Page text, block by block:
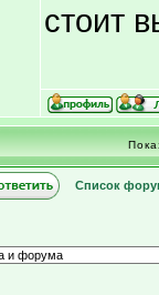
стоит
Список